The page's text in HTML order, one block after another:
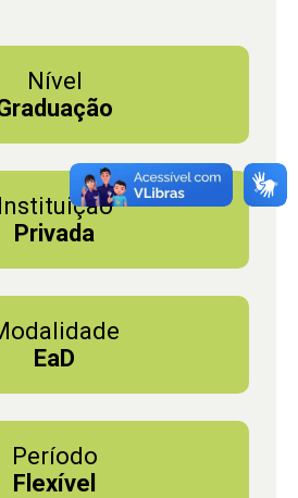
Nível
Instituição
Privada
EaD
Período
Flexível